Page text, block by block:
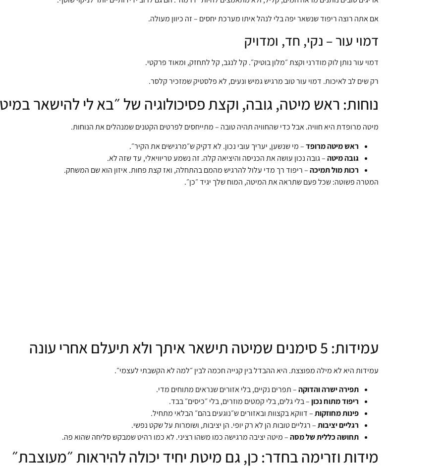
אם אתה רוצה ריפוד שנשאר יפה בלי לנהל איתו מערכת יחסים – זה כיוון מעולה.
דמוי עור – נקי, חד, ומדויק
דמוי עור נותן לוק מודרני וקצת ״מלון בוטיק״. קל לנגב, קל לתחזק, ומאוד פרקטי.
רק שים לב לאיכות. דמוי עור טוב מרגיש גמיש ונעים, לא פלסטיק שמזכיר קלסר.
נוחות: ראש מיטה, גובה, וקצת פסיכולוגיה של ״בא לי להישאר
מיטה מרופדת היא חוויה. אבל כדי שהחוויה תהיה טובה – מתייחסים לפרטים הקטנים שמנהלים את הנוחות.
ראש מיטה מרופד– מי שנשען, יעריך עובי נכון. לא דקיק ש״מרגישים את הקיר״.
גובה מיטה– גובה נכון עושה את הכניסה והיציאה קלה. זה נשמע טריוויאלי, עד שזה לא.
רכות מול תמיכה– ריפוד רך מדי עלול להרגיש מהמם בהתחלה, ואז קצת פחות. איזון הוא שם המשחק.
המטרה פשוטה: שכל פעם שתראה את המיטה, המוח שלך יגיד ״כן״.
עמידות: 5 סימנים שמיטה תישאר איתך ולא תיעלם אחרי עונה
עמידות היא לא מילה מפוצצת. היא ההבדל בין קנייה חכמה לבין ״למה לא הקשבתי לעצמי״.
תפירה ישרה והדוקה– תפרים נקיים, בלי אזורים שנראים מתוחים מדי.
ריפוד מתוח נכון– בלי גלים, בלי קמטים מוזרים, בלי ״כיסים״ בבד.
פינות מחוזקות– דווקא בקצוות ובאזורים ש״נוגעים בהם״ הבלאי מתחיל.
רגליים יציבות– רגליים טובות הן לא רק יופי. הן יציבות, ושומרות על שקט נפשי.
תחושה כללית של מסה– מיטה יציבה מרגישה כמו משהו רציני. לא כמו רהיט שמבקש סליחה שהוא פה.
מידות וזרימה בחדר: כן, גם מיטת יחיד יכולה להיראות ״מעוצבת״